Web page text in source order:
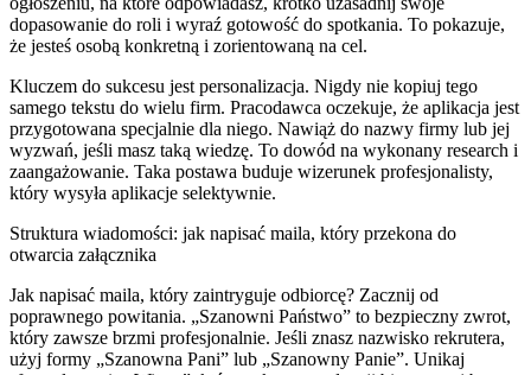
dopasowanie do roli i wyraź gotowość do spotkania. To pokazuje,
że jesteś osobą konkretną i zorientowaną na cel.
Kluczem do sukcesu jest personalizacja. Nigdy nie kopiuj tego
samego tekstu do wielu firm. Pracodawca oczekuje, że aplikacja jest
przygotowana specjalnie dla niego. Nawiąż do nazwy firmy lub jej
wyzwań, jeśli masz taką wiedzę. To dowód na wykonany research i
zaangażowanie. Taka postawa buduje wizerunek profesjonalisty,
który wysyła aplikacje selektywnie.
Struktura wiadomości: jak napisać maila, który przekona do
otwarcia załącznika
Jak napisać maila, który zaintryguje odbiorcę? Zacznij od
poprawnego powitania. „Szanowni Państwo” to bezpieczny zwrot,
który zawsze brzmi profesjonalnie. Jeśli znasz nazwisko rekrutera,
użyj formy „Szanowna Pani” lub „Szanowny Panie”. Unikaj